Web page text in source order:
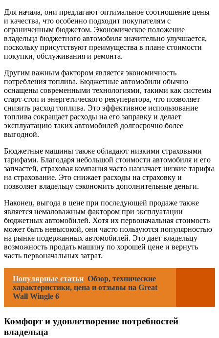
Для начала, они предлагают оптимальное соотношение цены
и качества, что особенно подходит покупателям с
ограниченным бюджетом. Экономическое положение
владельца бюджетного автомобиля значительно улучшается,
поскольку присутствуют преимущества в плане стоимости
покупки, обслуживания и ремонта.
Другим важным фактором является экономичность
потребления топлива. Бюджетные автомобили обычно
оснащены современными технологиями, такими как системы
старт-стоп и энергетического рекуператора, что позволяет
снизить расход топлива. Это эффективное использование
топлива сокращает расходы на его заправку и делает
эксплуатацию таких автомобилей долгосрочно более
выгодной.
Бюджетные машины также обладают низкими страховыми
тарифами. Благодаря небольшой стоимости автомобиля и его
запчастей, страховая компания часто назначает низкие тарифы
на страхование. Это снижает расходы на страховку и
позволяет владельцу сэкономить дополнительные деньги.
Наконец, выгода в цене при последующей продаже также
является немаловажным фактором при эксплуатации
бюджетных автомобилей. Хотя их первоначальная стоимость
может быть невысокой, они часто пользуются популярностью
на рынке подержанных автомобилей. Это дает владельцу
возможность продать машину по хорошей цене и вернуть
часть первоначальных затрат.
Популярные статьи Обзор, технические
характеристики, цена и отзывы на Great
Wall Wingle 6
Комфорт и удовлетворение потребностей
владельца